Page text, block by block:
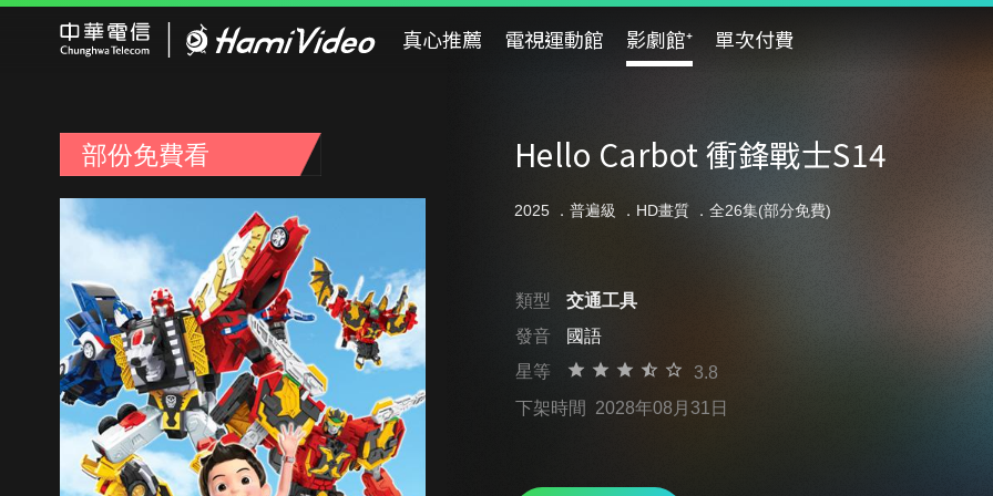
真心推薦 電視運動館 影劇館⁺ 單次付費
部份免費看 Hello Carbot 衝鋒戰士S14
2025 ． 普遍級 ．HD畫質 ．全26集(部分免費)
類型
交通工具
發音
國語
星等
3.8
下架時間 2028年08月31日